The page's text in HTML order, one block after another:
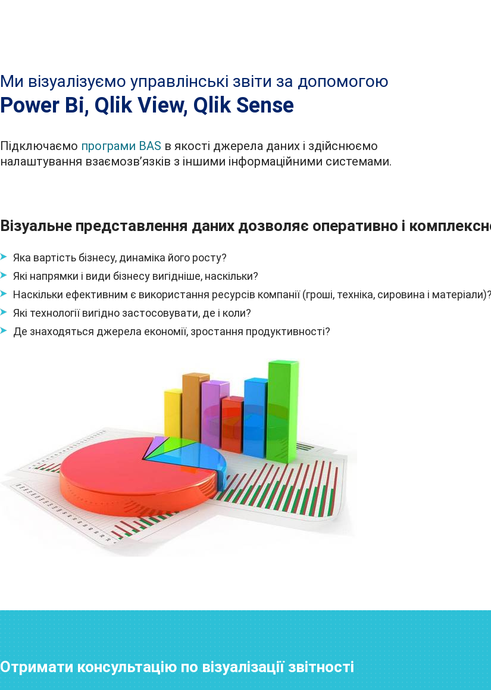
Ми візуалізуємо управлінські звіти за допомогою
Power Bі, Qlik View, Qlik Sense
Підключаємо програми BAS в якості джерела даних і здійснюємо
налаштування взаємозв’язків з іншими інформаційними системами.
Візуальне представлення даних дозволяє оперативно і
Яка вартість бізнесу, динаміка його росту?
Які напрямки і види бізнесу вигідніше, наскільки?
Наскільки ефективним є використання ресурсів компанії (гроші, техніка, сировина і матеріали)?
Які технології вигідно застосовувати, де і коли?
Де знаходяться джерела економії, зростання продуктивності?
Отримати консультацію по візуалізації звітності